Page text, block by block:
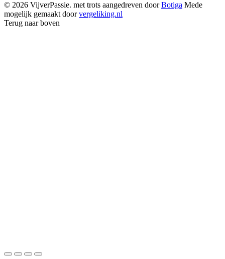
© 2026 VijverPassie. met trots aangedreven doorBotiga Mede
mogelijk gemaakt doorvergeliking.nl
Terug naar boven